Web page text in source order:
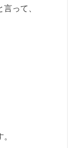
って、